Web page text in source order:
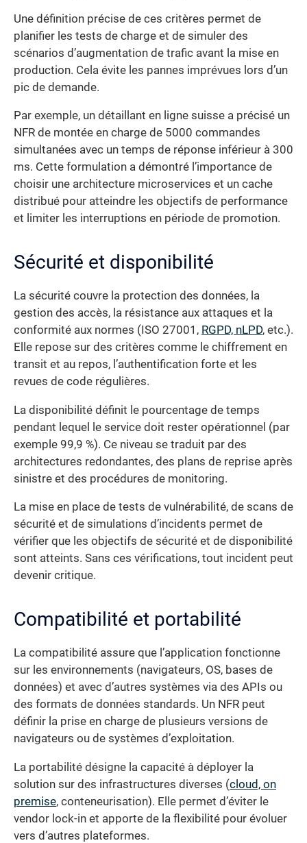
Une définition précise de ces critères permet de
planifier les tests de charge et de simuler des
scénarios d’augmentation de trafic avant la mise en
production. Cela évite les pannes imprévues lors d’un
pic de demande.
Par exemple, un détaillant en ligne suisse a précisé un
NFR de montée en charge de 5000 commandes
simultanées avec un temps de réponse inférieur à 300
ms. Cette formulation a démontré l’importance de
choisir une architecture microservices et un cache
distribué pour atteindre les objectifs de performance
et limiter les interruptions en période de promotion.
Sécurité et disponibilité
La sécurité couvre la protection des données, la
gestion des accès, la résistance aux attaques et la
conformité aux normes (ISO 27001, RGPD, nLPD, etc.).
Elle repose sur des critères comme le chiffrement en
transit et au repos, l’authentification forte et les
revues de code régulières.
La disponibilité définit le pourcentage de temps
pendant lequel le service doit rester opérationnel (par
exemple 99,9 %). Ce niveau se traduit par des
architectures redondantes, des plans de reprise après
sinistre et des procédures de monitoring.
La mise en place de tests de vulnérabilité, de scans de
sécurité et de simulations d’incidents permet de
vérifier que les objectifs de sécurité et de disponibilité
sont atteints. Sans ces vérifications, tout incident peut
devenir critique.
Compatibilité et portabilité
La compatibilité assure que l’application fonctionne
sur les environnements (navigateurs, OS, bases de
données) et avec d’autres systèmes via des APIs ou
des formats de données standards. Un NFR peut
définir la prise en charge de plusieurs versions de
navigateurs ou de systèmes d’exploitation.
La portabilité désigne la capacité à déployer la
solution sur des infrastructures diverses (cloud, on
premise, conteneurisation). Elle permet d’éviter le
vendor lock-in et apporte de la flexibilité pour évoluer
vers d’autres plateformes.